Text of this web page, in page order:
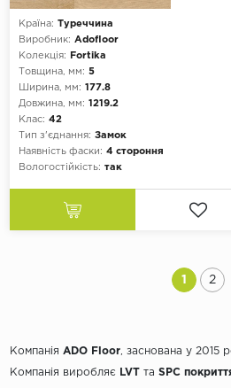
Країна: Туреччина
Виробник: Adofloor
Колекція:
Fortika
Товщина, мм: 5
Ширина, мм: 177.8
Довжина, мм: 1219.2
Клас: 42
Тип з'єднання: Замок
Наявність фаски: 4 стороння
Вологостійкість: так
1 2
Компанія ADO Floor, заснована у 2015
Компанія виробляє LVTта SPC